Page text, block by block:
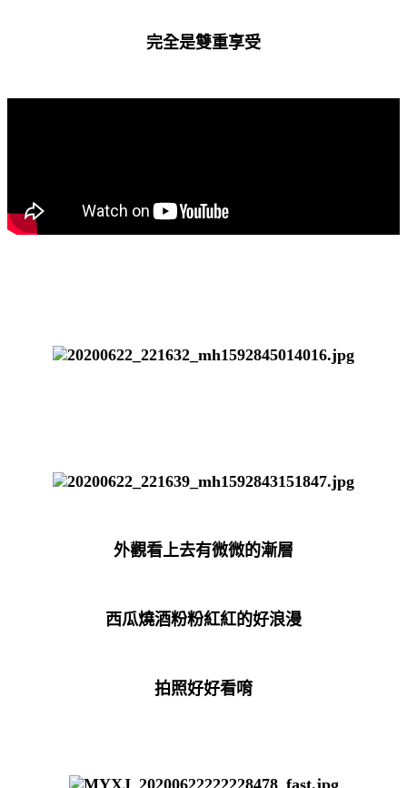
完全是雙重享受
外觀看上去有微微的漸層
西瓜燒酒粉粉紅紅的好浪漫
拍照好好看唷